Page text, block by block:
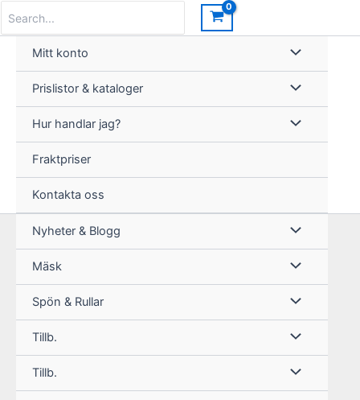
innehåll
for:
Mitt konto
Prislistor & kataloger
Hur handlar jag?
Fraktpriser
Kontakta oss
Nyheter & Blogg
Mäsk
Spön & Rullar
Tillb.
Tillb.